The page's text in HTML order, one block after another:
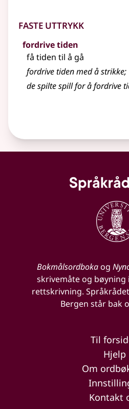
Faste uttrykk
fordrive tiden
få tiden til å gå
fordrivetiden med å strikke;
de spilte spill for å fordrive
Bokmålsordbokaog
skrivemåte og
rettskrivning.
Bergen står bak
Til
Hjelp
Om
Kontakt